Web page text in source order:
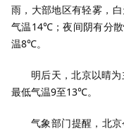
雨，大部地区有轻雾，
气温14℃；夜间阴有分
温8℃。
明后天，北京以晴
最低气温9至13℃。
气象部门提醒，北